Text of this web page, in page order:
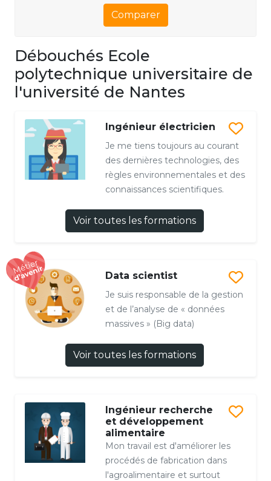
Comparer
Débouchés Ecole
polytechnique universitaire de
l'université de Nantes
Ingénieur électricien
Je me tiens toujours au courant
des dernières technologies, des
règles environnementales et des
connaissances scientifiques.
Voir toutes les formations
Data scientist
Je suis responsable de la gestion
et de l’analyse de « données
massives » (Big data)
Voir toutes les formations
Ingénieur recherche
et développement
alimentaire
Mon travail est d'améliorer les
procédés de fabrication dans
l'agroalimentaire et surtout